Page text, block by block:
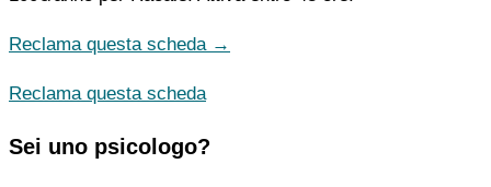
Reclama questa scheda →
Reclama questa scheda
Sei uno psicologo?